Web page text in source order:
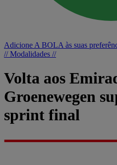
Adicione A BOLA às suas
// Modalidades //
Volta aos
Groenewegen
sprint final